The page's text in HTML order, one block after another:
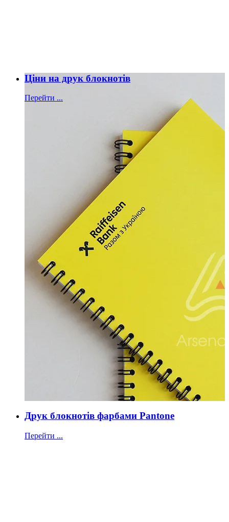
Ціни на друк блокнотів
Перейти ...
Друк блокнотів фарбами Pantone
Перейти ...